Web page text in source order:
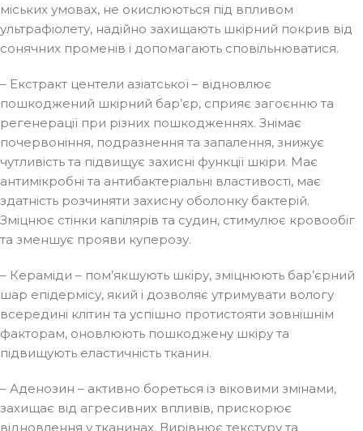
міських умовах, не окислюються під впливом
ультрафіолету, надійно захищають шкірний покрив від
сонячних променів і допомагають сповільнюватися.
– Екстракт центели азіатської – відновлює
пошкоджений шкірний бар’єр, сприяє загоєнню та
регенерації при різних пошкодженнях. Знімає
почервоніння, подразнення та запалення, знижує
чутливість та підвищує захисні функції шкіри. Має
антимікробні та антибактеріальні властивості, має
здатність розчиняти захисну оболонку бактерій.
Зміцнює стінки капілярів та судин, стимулює кровообіг
та зменшує прояви куперозу.
– Кераміди – пом’якшують шкіру, зміцнюють бар’єрний
шар епідермісу, який і дозволяє утримувати вологу
всередині клітин та успішно протистояти зовнішнім
факторам, оновлюють пошкоджену шкіру та
підвищують еластичність тканин.
– Аденозин – активно бореться із віковими змінами,
захищає від агресивних впливів, прискорює
відновлення у тканинах. Вирівнює текстуру та